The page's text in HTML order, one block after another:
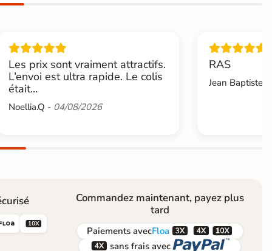
Les prix sont vraiment attractifs.
L’envoi est ultra rapide. Le colis
était...
Noellia.Q - 04/08/2026
RAS
Jean

Commandez maintenant, payez plus
tard
PaiementsavecFloa  
 sans frais avec 